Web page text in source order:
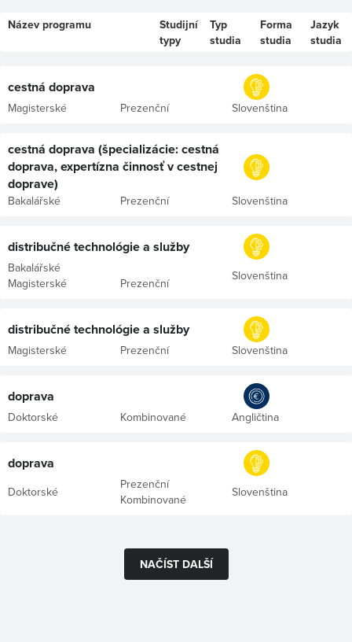
Název programu
Studijní
typy
Typ
studia
Forma
studia
Jazyk
studia
cestná doprava
Magisterské Prezenční Slovenština
cestná doprava (špecializácie: cestná
doprava, expertízna činnosť v cestnej
doprave)
Bakalářské Prezenční Slovenština
distribučné technológie a služby
Bakalářské
Magisterské
Prezenční Slovenština
distribučné technológie a služby
Magisterské Prezenční Slovenština
doprava
Doktorské Kombinované Angličtina
doprava
Doktorské
Prezenční
Kombinované
Slovenština
NAČÍST DALŠÍ